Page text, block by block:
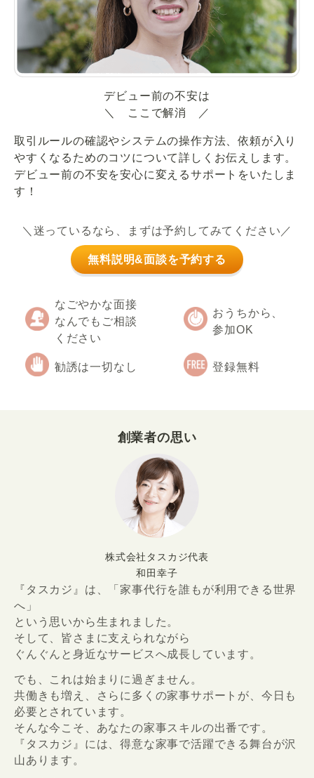
デビュー前の不安は
＼ ここで解消 ／
取引ルールの確認やシステムの操作方法、依頼が入り
やすくなるためのコツについて詳しくお伝えします。
デビュー前の不安を安心に変えるサポートをいたしま
す！
＼迷っているなら、まずは予約してみてください／
無料説明&面談を予約する
なごやかな面接
なんでもご相談
ください
おうちから、
参加OK
勧誘は一切なし 登録無料
創業者の思い
株式会社タスカジ代表
和田幸子
『タスカジ』は、「家事代行を誰もが利用できる世界
へ」
という思いから生まれました。
そして、皆さまに支えられながら
ぐんぐんと身近なサービスへ成長しています。
でも、これは始まりに過ぎません。
共働きも増え、さらに多くの家事サポートが、今日も
必要とされています。
そんな今こそ、あなたの家事スキルの出番です。
『タスカジ』には、得意な家事で活躍できる舞台が沢
山あります。